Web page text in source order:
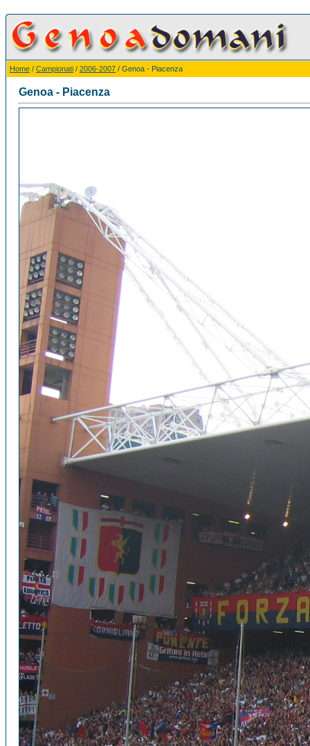
Home / Campionati / 2006-2007 / Genoa - Piacenza
Genoa - Piacenza